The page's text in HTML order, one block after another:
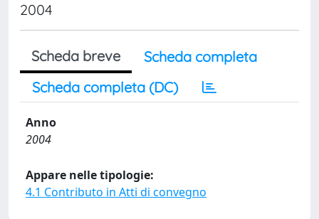
2004
Scheda breve
Scheda completa
Scheda completa (DC)
Anno
2004
Appare nelle tipologie:
4.1 Contributo in Atti di convegno